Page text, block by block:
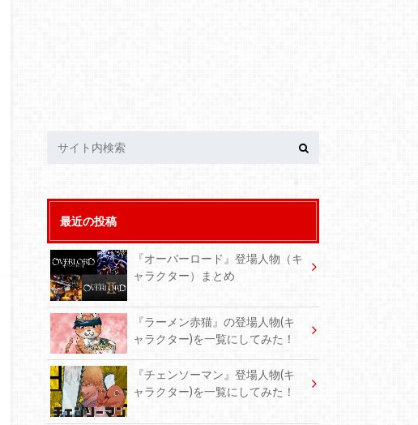
最近の投稿
『オーバーロード』登場人物（キ
ャラクター）まとめ
『ラーメン赤猫』の登場人物(キ
ャラクター)を一覧にしてみた！
『チェンソーマン』登場人物(キ
ャラクター)を一覧にしてみた！